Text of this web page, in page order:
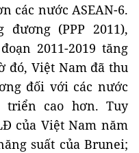
các nước ASEAN-6.
(PPP 2011),
2011-2019 tăng
đó, Việt Nam đã thu
đối với các nước
triển cao hơn. Tuy
của Việt Nam năm
suất của Brunei;